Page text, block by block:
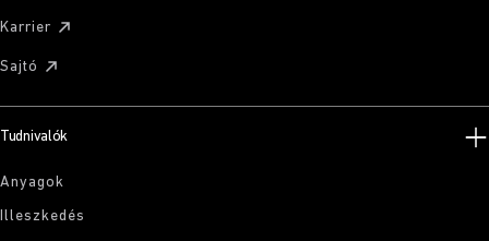
Karrier
Sajtó
Tudnivalók
Anyagok
Illeszkedés